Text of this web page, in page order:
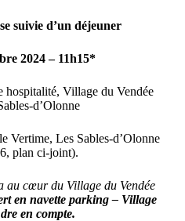
suivie d’un déjeuner
2024 – 11h15*
hospitalité, Village du Vendée
d’Olonne
Vertime, Les Sables-d’Olonne
plan ci-joint).
au cœur du Village du Vendée
en navette parking – Village
en compte.